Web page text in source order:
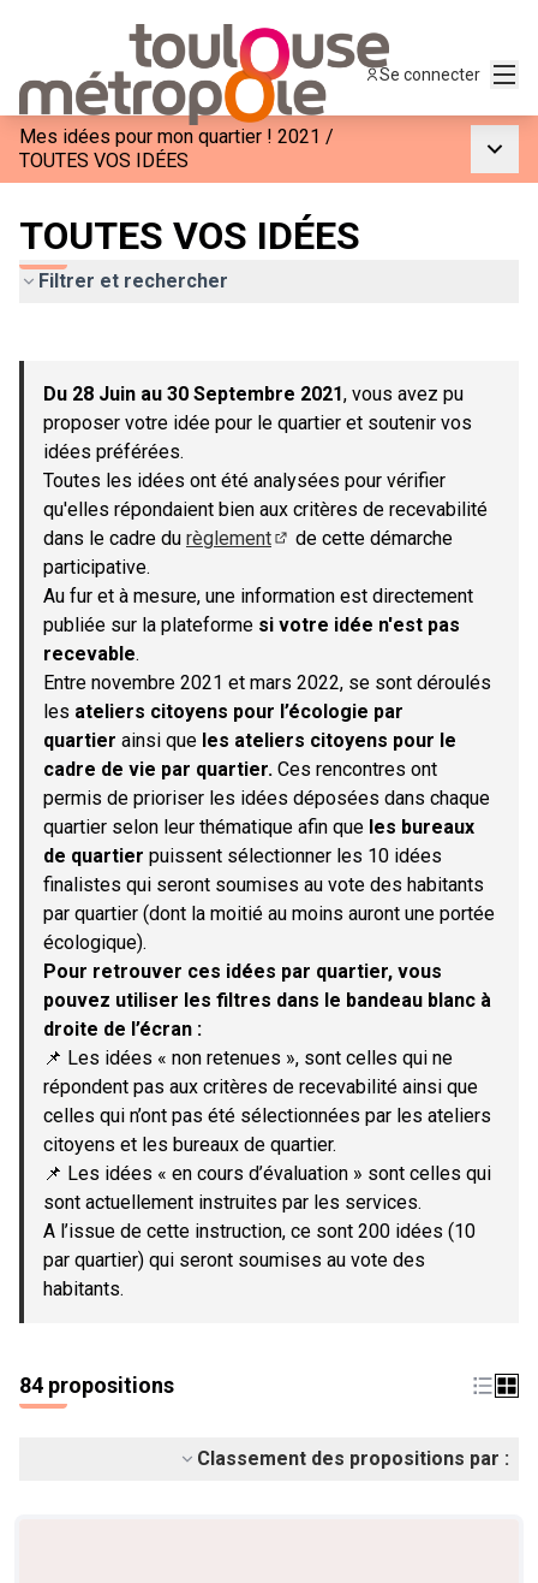
Se connecter
Mes idées pour mon quartier ! 2021 /
TOUTES VOS IDÉES
TOUTES VOS IDÉES
Filtrer et rechercher
−
Du 28 Juin au 30 Septembre 2021, vous avez pu
proposer votre idée pour le quartier et soutenir vos
idées préférées.
Toutes les idées ont été analysées pour vérifier
qu'elles répondaient bien aux critères de recevabilité
dans le cadre du règlement
de cette démarche
participative.
Au fur et à mesure, une information est directement
publiée sur la plateforme si votre idée n'est pas
recevable.
Entre novembre 2021 et mars 2022, se sont déroulés
les ateliers citoyens pour l’écologie par
quartier ainsi que les ateliers citoyens pour le
cadre de vie par quartier. Ces rencontres ont
permis de prioriser les idées déposées dans chaque
quartier selon leur thématique afin que les bureaux
de quartier puissent sélectionner les 10 idées
finalistes qui seront soumises au vote des habitants
par quartier (dont la moitié au moins auront une portée
écologique).
Pour retrouver ces idées par quartier, vous
pouvez utiliser les filtres dans le bandeau blanc à
droite de l’écran :
📌 Les idées « non retenues », sont celles qui ne
répondent pas aux critères de recevabilité ainsi que
celles qui n’ont pas été sélectionnées par les ateliers
citoyens et les bureaux de quartier.
📌 Les idées « en cours d’évaluation » sont celles qui
sont actuellement instruites par les services.
A l’issue de cette instruction, ce sont 200 idées (10
par quartier) qui seront soumises au vote des
habitants.
84 propositions
Classement des propositions par :